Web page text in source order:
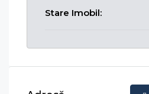
Stare Imobil: